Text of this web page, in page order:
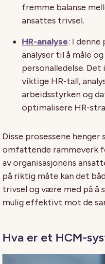
fremme balanse
ansattes trivsel.
HR-analyse: I denne
analyser til å måle
personalledelse.
viktige HR-tall,
arbeidsstyrken og
optimalisere HR-
Disse prosessene henger
omfattende rammeverk
av organisasjonens
på riktig måte kan det
trivsel og være med på å
mulig effektivt mot de
Hva er et HCM-